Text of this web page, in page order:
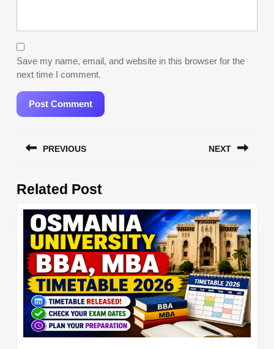
Save my name, email, and website in this browser for the
next time I comment.
navigation
PREVIOUS
post:
NEXT
Related Post